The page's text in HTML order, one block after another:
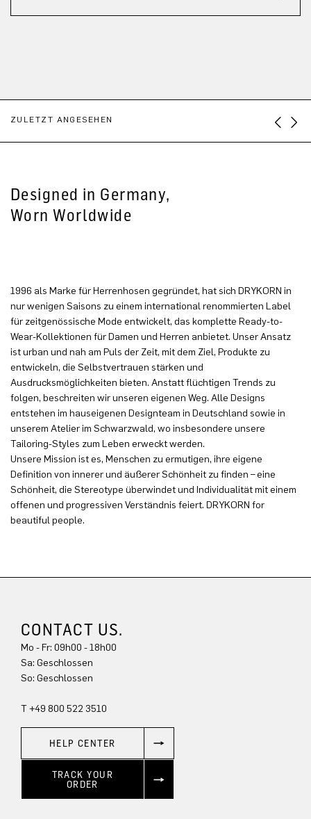
ZULETZT ANGESEHEN
Designed in Germany,
Worn Worldwide
1996 als Marke für Herrenhosen gegründet, hat sich DRYKORN in
nur wenigen Saisons zu einem international renommierten Label
für zeitgenössische Mode entwickelt, das komplette Ready-to-
Wear-Kollektionen für Damen und Herren anbietet. Unser Ansatz
ist urban und nah am Puls der Zeit, mit dem Ziel, Produkte zu
entwickeln, die Selbstvertrauen stärken und
Ausdrucksmöglichkeiten bieten. Anstatt flüchtigen Trends zu
folgen, beschreiten wir unseren eigenen Weg. Alle Designs
entstehen im hauseigenen Designteam in Deutschland sowie in
unserem Atelier im Schwarzwald, wo insbesondere unsere
Tailoring-Styles zum Leben erweckt werden.
Unsere Mission ist es, Menschen zu ermutigen, ihre eigene
Definition von innerer und äußerer Schönheit zu finden – eine
Schönheit, die Stereotype überwindet und Individualität mit einem
offenen und progressiven Verständnis feiert. DRYKORN for
beautiful people.
CONTACT US.
Mo - Fr: 09h00 - 18h00
Sa: Geschlossen
So: Geschlossen
T +49 800 522 3510
HELP CENTER
TRACK YOUR
ORDER